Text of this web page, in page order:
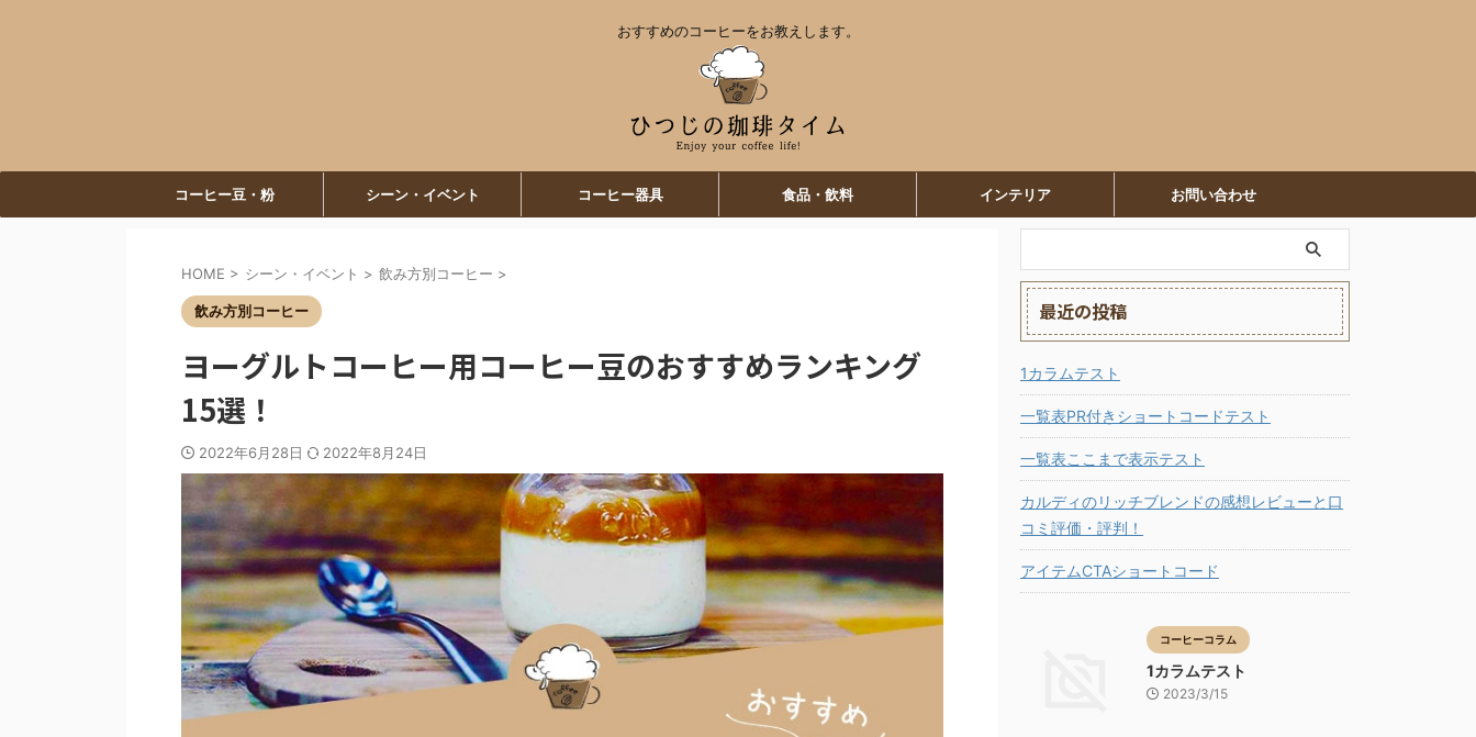
おすすめのコーヒーをお教えします。
コーヒー豆・粉 シーン・イベント コーヒー器具 食品・飲料 インテリア お問い合わせ
HOME > シーン・イベント > 飲み方別コーヒー >
飲み方別コーヒー
ヨーグルトコーヒー用コーヒー豆のおすすめランキング
15選！
2022年6月28日 2022年8月24日
最近の投稿
1カラムテスト
一覧表PR付きショートコードテスト
一覧表ここまで表示テスト
カルディのリッチブレンドの感想レビューと口
コミ評価・評判！
アイテムCTAショートコード
コーヒーコラム
1カラムテスト
2023/3/15